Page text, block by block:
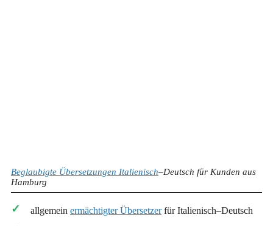
Beglaubigte Übersetzungen Italienisch–Deutsch für Kunden aus
Hamburg
allgemein ermächtigter Übersetzerfür Italienisch–Deutsch